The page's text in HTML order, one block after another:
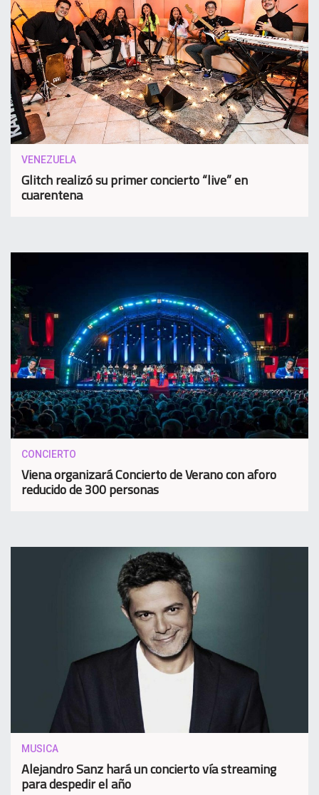
VENEZUELA
Glitch realizó su primer concierto “live” en
cuarentena
CONCIERTO
Viena organizará Concierto de Verano con aforo
reducido de 300 personas
MUSICA
Alejandro Sanz hará un concierto vía streaming
para despedir el año